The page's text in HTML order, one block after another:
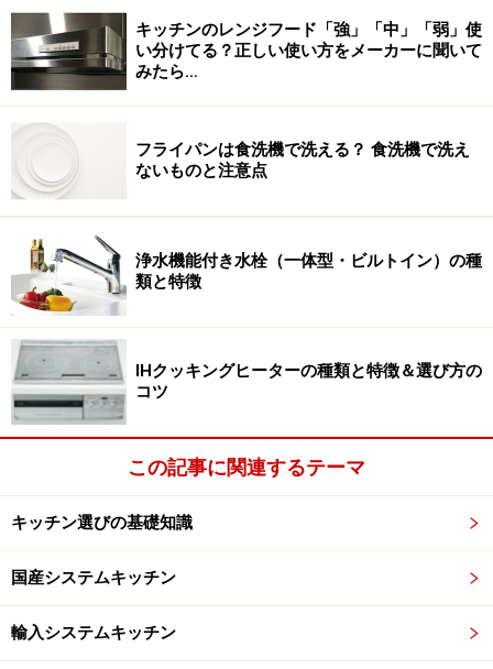
に、一般の方のキッチンへの関心は常に上位にありま
す。
新しいレイアウトのオーダーキッチン
そこで注目されるのが、カスタマイズキッチンやオーダ
ーキッチンです。ある程度の規制を設けつつ、サイズや
素材、設備機器を比較的自由に選ぶ事が出来るのがカス
タマイズキッチン、大きさや素材、カタチなどすべてゼ
ロからプランニングするのをオーダーキッチンといいま
す。つまり「自分らしい暮らし」を実現するためのキッ
チンだということです。
オーダーキッチンは高額？
通常、オーダーキッチンといえば「高額」というイメー
ジがあるでしょう。もちろん規格化された物を大量に作
るシステムキッチンに比べると高額になりがちです。し
キッチンのレンジフード「強」「中」「弱」使
い分けてる？正しい使い方をメーカーに聞いて
みたら…
フライパンは食洗機で洗える？ 食洗機で洗え
ないものと注意点
浄水機能付き水栓（一体型・ビルトイン）の種
類と特徴
IHクッキングヒーターの種類と特徴＆選び方の
コツ
この記事に関連するテーマ
キッチン選びの基礎知識
国産システムキッチン
輸入システムキッチン